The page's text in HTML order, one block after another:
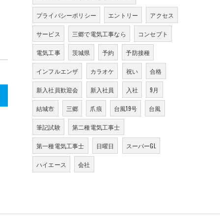
プライバシーポリシー エントリー アクセス
サービス 三郷で電気工事なら コンセプト
電気工事 茨城県 予約 予防接種
インフルエンザ カラオケ 祝い 合格
新入社員歓迎会 新入社員 入社 9月
結城市 三郷 爪痕 台風19号 台風
筆記試験 第二種電気工事士
第一種電気工事士 日曜日 スーパーGL
ハイエース 会社